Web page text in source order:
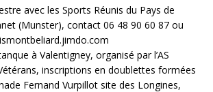
avec les Sports Réunis du Pays de
(Munster), contact 06 48 90 60 87 ou
à Valentigney, organisé par l’AS
inscriptions en doublettes formées
Fernand Vurpillot site des Longines,